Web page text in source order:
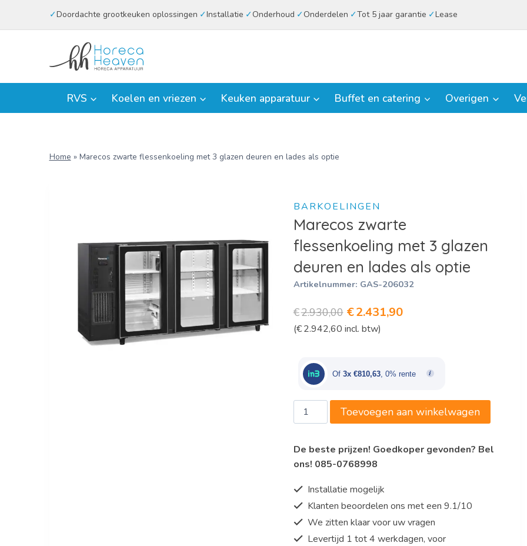
Doordachte grootkeuken oplossingen Installatie Onderhoud Onderdelen Tot 5 jaar garantie Lease
RVS Koelen en vriezen Keuken apparatuur Buffet en catering Overigen
Home » Marecos zwarte flessenkoeling met 3 glazen deuren en lades als optie
BARKOELINGEN
Marecos zwarte
flessenkoeling met 3 glazen
deuren en lades als optie
Artikelnummer: GAS-206032
€2.930,00 Oorspronkelijke
prijs
€2.930,00.
€2.431,90Huidige
€2.431,90.
(€ 2.942,60 incl. btw)
Of 3x €810,63, 0% rente
Marecos
zwarte
met
3
deuren
en
lades
als
Toevoegen aan winkelwagen
De beste prijzen! Goedkoper gevonden? Bel
ons! 085-0768998
Installatie mogelijk
Klanten beoordelen ons met een 9.1/10
We zitten klaar voor uw vragen
Levertijd 1 tot 4 werkdagen, voor